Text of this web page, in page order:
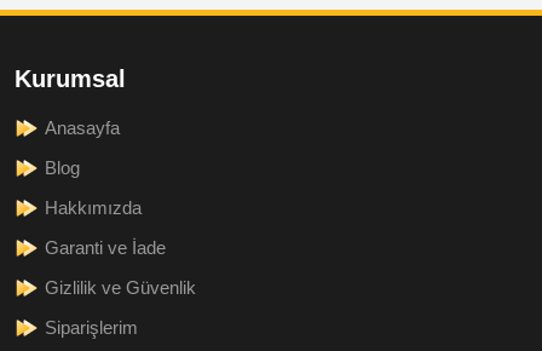
Kurumsal
Anasayfa
Blog
Hakkımızda
Garanti ve İade
Gizlilik ve Güvenlik
Siparişlerim